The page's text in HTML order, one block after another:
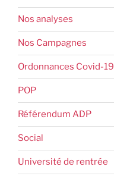
Nos analyses
Nos Campagnes
Ordonnances Covid-19
POP
Référendum ADP
Social
Université de rentrée